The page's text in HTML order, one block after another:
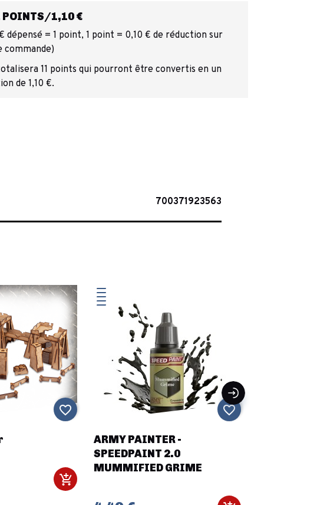
POINTS/1,10 €
dépensé = 1 point, 1 point = 0,10 € de réduction sur
commande)
11 points qui pourront être convertis en un
de 1,10 €.
700371923563
favorite_border
ARMY PAINTER -
SPEEDPAINT 2.0
MUMMIFIED GRIME
favorite_border